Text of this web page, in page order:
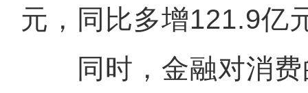
元，同比多增121.9亿
同时，金融对消费